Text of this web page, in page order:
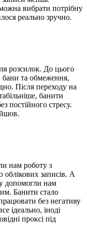
вибрати потрібну
реально зручно.
розсилок. До цього
бани та обмеження,
Після переходу на
банити
постійного стресу.
нам роботу з
облікових записів. А
допомогли нам
Банити стало
без негативу
ідеально, іноді
проксі під